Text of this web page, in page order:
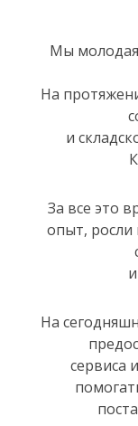
Мы
На
и
За все это
опыт, росли
На
сервиса